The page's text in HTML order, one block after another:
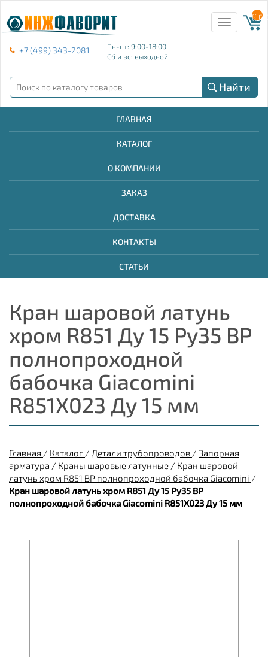
+7 (499) 343-2081
Пн-пт: 9:00-18:00
Сб и вс: выходной
Toggle
navigation
{{
Найти
ГЛАВНАЯ
КАТАЛОГ
О КОМПАНИИ
ЗАКАЗ
ДОСТАВКА
КОНТАКТЫ
СТАТЬИ
Кран шаровой латунь
хром R851 Ду 15 Ру35 ВР
полнопроходной
бабочка Giacomini
R851X023 Ду 15 мм
Главная / Каталог / Детали трубопроводов / Запорная
арматура / Краны шаровые латунные / Кран шаровой
латунь хром R851 ВР полнопроходной бабочка Giacomini /
Кран шаровой латунь хром R851 Ду 15 Ру35 ВР
полнопроходной бабочка Giacomini R851X023 Ду 15 мм